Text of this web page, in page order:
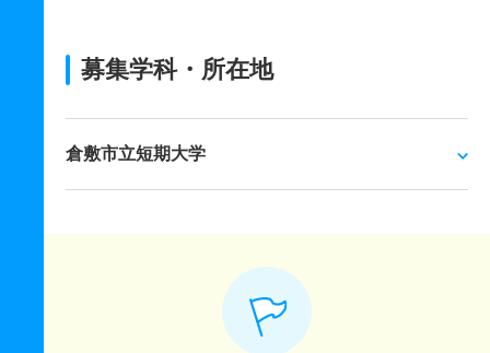
募集学科・所在地
倉敷市立短期大学